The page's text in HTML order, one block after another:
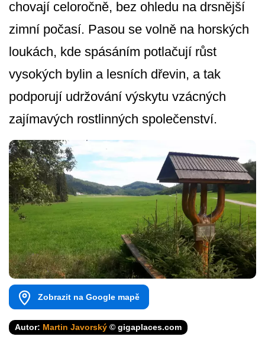
chovají celoročně, bez ohledu na drsnější
zimní počasí. Pasou se volně na horských
loukách, kde spásáním potlačují růst
vysokých bylin a lesních dřevin, a tak
podporují udržování výskytu vzácných
zajímavých rostlinných společenství.
Zobrazit na Google mapě
Autor: Martin Javorský © gigaplaces.com